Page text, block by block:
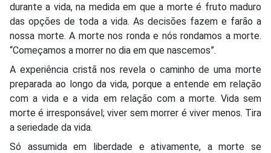
durante a vida, na medida em que a morte é fruto maduro
das opções de toda a vida. As decisões fazem e farão a
nossa morte. A morte nos ronda e nós rondamos a morte.
“Começamos a morrer no dia em que nascemos”.
A experiência cristã nos revela o caminho de uma morte
preparada ao longo da vida, porque a entende em relação
com a vida e a vida em relação com a morte. Vida sem
morte é irresponsável; viver sem morrer é viver menos. Tira
a seriedade da vida.
Só assumida em liberdade e ativamente, a morte se